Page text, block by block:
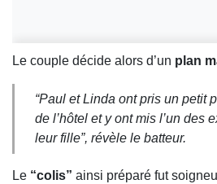
Le couple décide alors d’un plan
“Paul et Linda ont pris un petit
de l’hôtel et y ont mis l’un des
leur fille”, révèle le batteur.
Le “colis” ainsi préparé fut